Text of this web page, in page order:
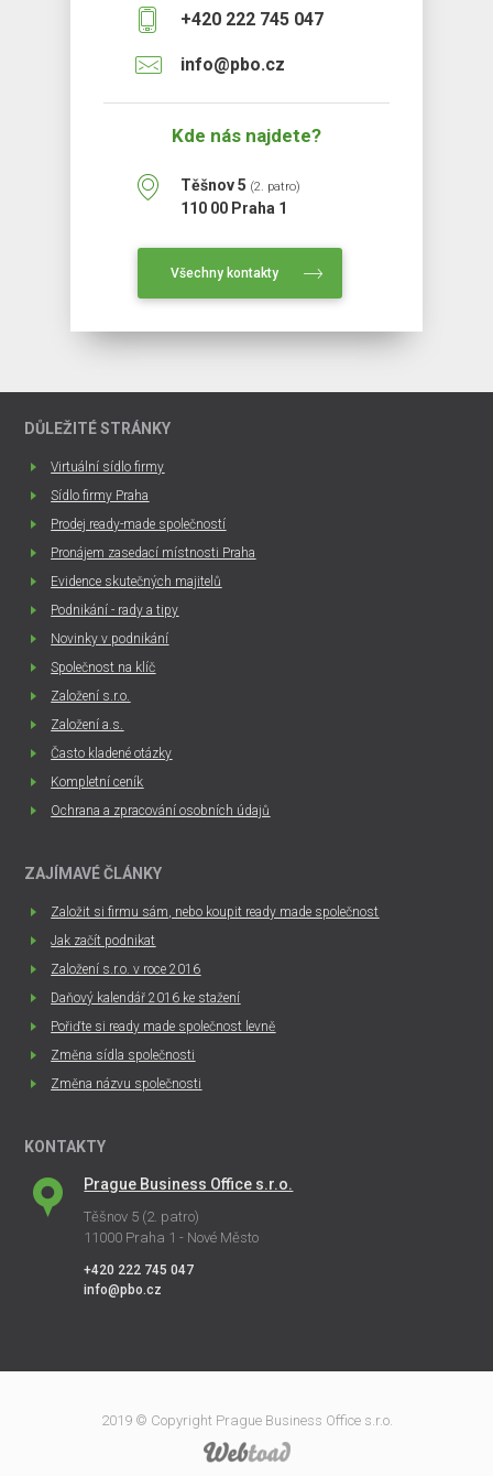
+420 222 745 047
info@pbo.cz
Kde nás najdete?
Těšnov 5 (2. patro)
110 00 Praha 1
Všechny kontakty
DŮLEŽITÉ STRÁNKY
Virtuální sídlo firmy
Sídlo firmy Praha
Prodej ready-made společností
Pronájem zasedací místnosti Praha
Evidence skutečných majitelů
Podnikání - rady a tipy
Novinky v podnikání
Společnost na klíč
Založení s.r.o.
Založení a.s.
Často kladené otázky
Kompletní ceník
Ochrana a zpracování osobních údajů
ZAJÍMAVÉ ČLÁNKY
Založit si firmu sám, nebo koupit ready made společnost
Jak začít podnikat
Založení s.r.o. v roce 2016
Daňový kalendář 2016 ke stažení
Pořiďte si ready made společnost levně
Změna sídla společnosti
Změna názvu společnosti
KONTAKTY
Prague Business Office s.r.o.
Těšnov 5 (2. patro)
11000 Praha 1 - Nové Město
+420 222 745 047
info@pbo.cz
2019 © Copyright Prague Business Office s.r.o.